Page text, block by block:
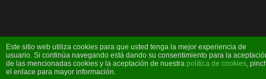
Este sitio web utiliza cookies para que usted tenga la mejor experiencia de
usuario. Si continúa navegando está dando su consentimiento para la
de las mencionadas cookies y la aceptación de nuestra política de cookies ,
el enlace para mayor información.